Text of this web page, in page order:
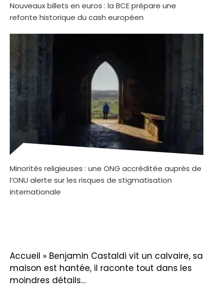
Nouveaux billets en euros : la BCE prépare une
refonte historique du cash européen
Minorités religieuses : une ONG accréditée auprès de
l’ONU alerte sur les risques de stigmatisation
internationale
Accueil » Benjamin Castaldi vit un calvaire, sa
maison est hantée, il raconte tout dans les
moindres détails…